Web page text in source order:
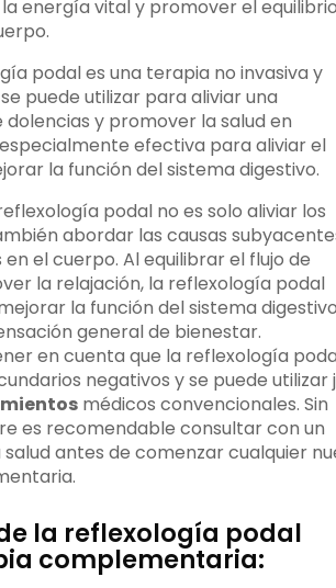
energía vital y promover el
podal es una terapia no invasiva y
puede utilizar para aliviar una
dolencias y promover la salud en
efectiva para aliviar el
la función del sistema digestivo.
podal no es solo aliviar los
abordar las causas
en el cuerpo. Al equilibrar el flujo de
la relajación, la reflexología podal
la función del sistema
general de bienestar.
en cuenta que la reflexología
negativos y se puede utilizar
médicos convencionales. Sin
es recomendable consultar con un
antes de comenzar cualquier
la reflexología podal
complementaria: